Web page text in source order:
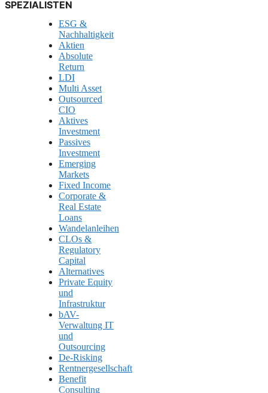
SPEZIALISTEN
ESG &
Nachhaltigkeit
Aktien
Absolute
Return
LDI
Multi Asset
Outsourced
CIO
Aktives
Investment
Passives
Investment
Emerging
Markets
Fixed Income
Corporate &
Real Estate
Loans
Wandelanleihen
CLOs &
Regulatory
Capital
Alternatives
Private Equity
und
Infrastruktur
bAV-
Verwaltung IT
und
Outsourcing
De-Risking
Rentnergesellschaft
Benefit
Consulting